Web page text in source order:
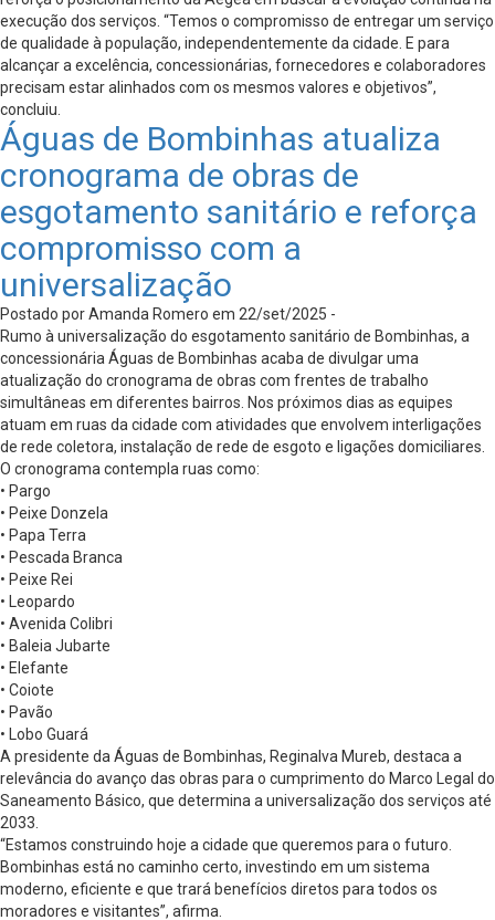
execução dos serviços. “Temos o compromisso de entregar um serviço
de qualidade à população, independentemente da cidade. E para
alcançar a excelência, concessionárias, fornecedores e colaboradores
precisam estar alinhados com os mesmos valores e objetivos”,
concluiu.
Águas de Bombinhas atualiza
cronograma de obras de
esgotamento sanitário e reforça
compromisso com a
universalização
Postado por Amanda Romero em 22/set/2025 -
Rumo à universalização do esgotamento sanitário de Bombinhas, a
concessionária Águas de Bombinhas acaba de divulgar uma
atualização do cronograma de obras com frentes de trabalho
simultâneas em diferentes bairros. Nos próximos dias as equipes
atuam em ruas da cidade com atividades que envolvem interligações
de rede coletora, instalação de rede de esgoto e ligações domiciliares.
O cronograma contempla ruas como:
• Pargo
• Peixe Donzela
• Papa Terra
• Pescada Branca
• Peixe Rei
• Leopardo
• Avenida Colibri
• Baleia Jubarte
• Elefante
• Coiote
• Pavão
• Lobo Guará
A presidente da Águas de Bombinhas, Reginalva Mureb, destaca a
relevância do avanço das obras para o cumprimento do Marco Legal do
Saneamento Básico, que determina a universalização dos serviços até
2033.
“Estamos construindo hoje a cidade que queremos para o futuro.
Bombinhas está no caminho certo, investindo em um sistema
moderno, eficiente e que trará benefícios diretos para todos os
moradores e visitantes”, afirma.